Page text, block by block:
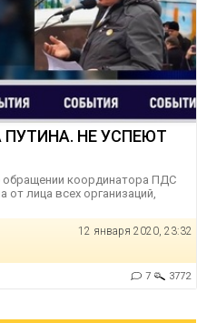
НЕ УСПЕЮТ
координатора ПДС
лица всех организаций,
12 января 2020, 23:32
7 3772